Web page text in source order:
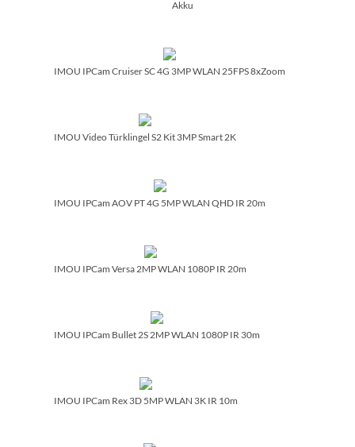
Akku
IMOU IPCam Cruiser SC 4G 3MP WLAN 25FPS 8xZoom
IMOU Video Türklingel S2 Kit 3MP Smart 2K
IMOU IPCam AOV PT 4G 5MP WLAN QHD IR 20m
IMOU IPCam Versa 2MP WLAN 1080P IR 20m
IMOU IPCam Bullet 2S 2MP WLAN 1080P IR 30m
IMOU IPCam Rex 3D 5MP WLAN 3K IR 10m